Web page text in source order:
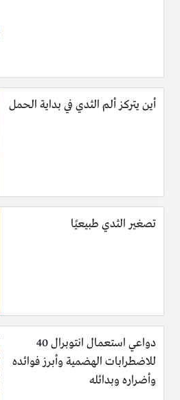
أين يتركز ألم الثدي في بداية الحمل
تصغير الثدي طبيعيًا
دواعي استعمال انتوبرال 40
للاضطرابات الهضمية وأبرز فوائده
وأضراره وبدائله